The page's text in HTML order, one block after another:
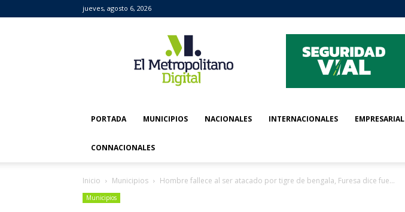
jueves, agosto 6, 2026
Metropolitano
Digital
PORTADA MUNICIPIOS NACIONALES INTERNACIONALES EMPRESARIAL
CONNACIONALES
Inicio Municipios Hombre fallece al ser atacado por tigre de bengala, Furesa dice fue...
Municipios